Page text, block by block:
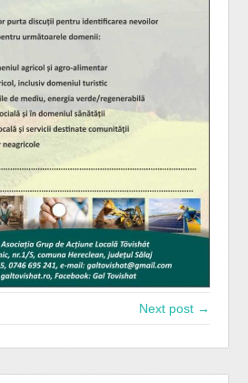
Next post →